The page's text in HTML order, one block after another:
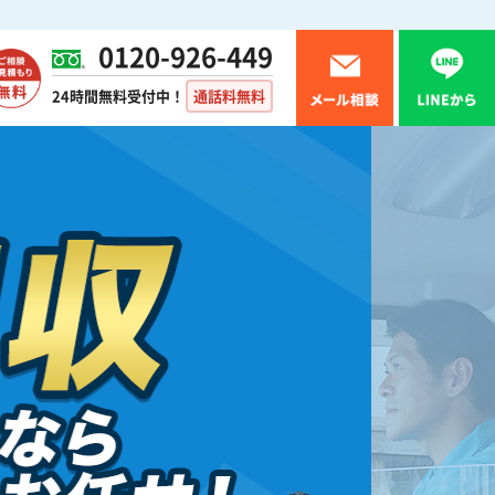
0120-926-449
24時間無料受付中！ 通話料無料